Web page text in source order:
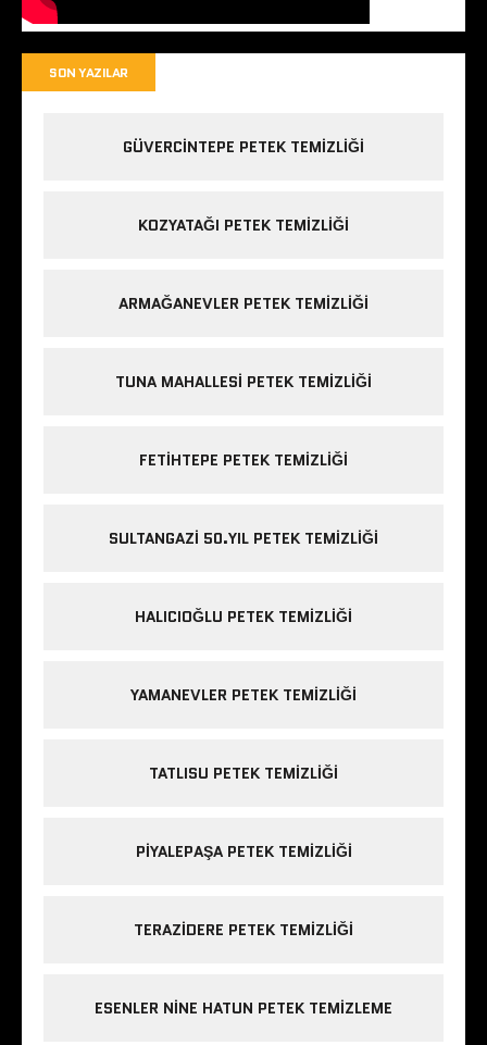
SON YAZILAR
GÜVERCINTEPE PETEK TEMIZLIĞI
KOZYATAĞI PETEK TEMIZLIĞI
ARMAĞANEVLER PETEK TEMIZLIĞI
TUNA MAHALLESI PETEK TEMIZLIĞI
FETIHTEPE PETEK TEMIZLIĞI
SULTANGAZI 50.YIL PETEK TEMIZLIĞI
HALICIOĞLU PETEK TEMIZLIĞI
YAMANEVLER PETEK TEMIZLIĞI
TATLISU PETEK TEMIZLIĞI
PIYALEPAŞA PETEK TEMIZLIĞI
TERAZIDERE PETEK TEMIZLIĞI
ESENLER NINE HATUN PETEK TEMIZLEME